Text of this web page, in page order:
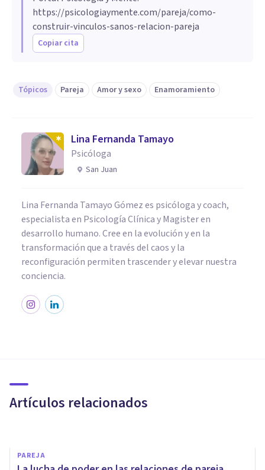
https://psicologiaymente.com/pareja/como-
construir-vinculos-sanos-relacion-pareja
Copiar cita
Tópicos Pareja Amor y sexo Enamoramiento
Lina Fernanda Tamayo
Psicóloga
San Juan
Lina Fernanda Tamayo Gómez es psicóloga y coach,
especialista en Psicología Clínica y Magister en
desarrollo humano. Cree en la evolución y en la
transformación que a través del caos y la
reconfiguración permiten trascender y elevar nuestra
conciencia.
Artículos relacionados
divorcio
PAREJA